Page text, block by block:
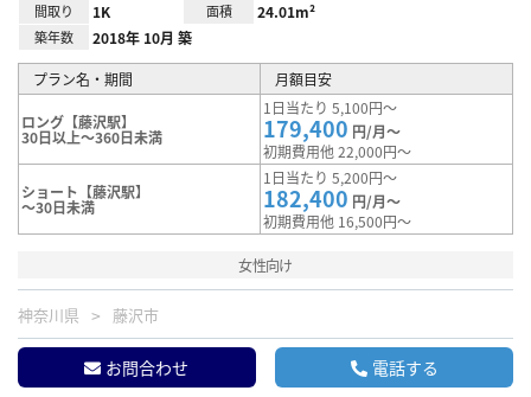
間取り 1K 面積 24.01m²
築年数 2018年 10月 築
プラン名・期間 月額目安
ロング【藤沢駅】
30日以上～360日未満
1日当たり 5,100円～
179,400 円/月～
初期費用他 22,000円～
ショート【藤沢駅】
～30日未満
1日当たり 5,200円～
182,400 円/月～
初期費用他 16,500円～
女性向け
神奈川県 藤沢市
お問合わせ 電話する